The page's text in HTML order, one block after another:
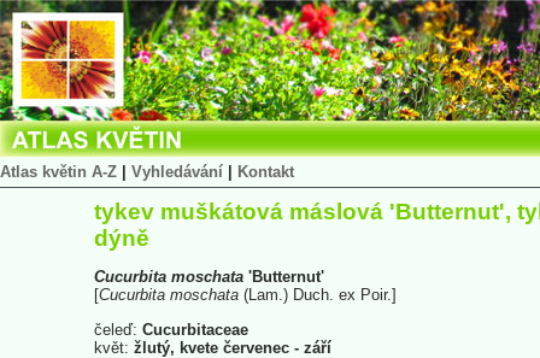
Atlas květin A-Z Vyhledávání Kontakt
tykev muškátová máslová 'Butternut',
dýně
Cucurbita moschata 'Butternut'
[Cucurbita moschata (Lam.) Duch. ex Poir.]
čeleď: Cucurbitaceae
květ: žlutý, kvete červenec - září